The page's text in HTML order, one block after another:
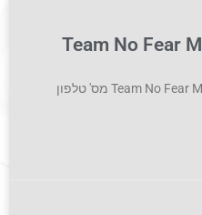
Team No Fear
אתר/עסק: Team No Fear Martial Arts Academy מס' טלפון